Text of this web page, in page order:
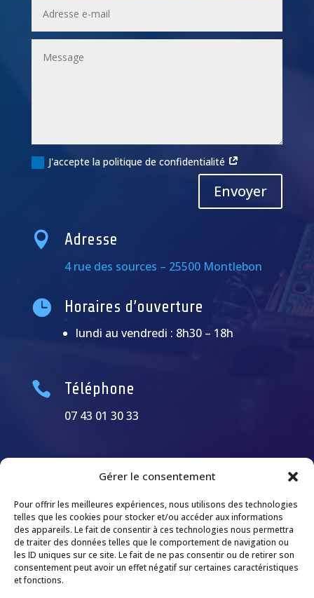
Gérer le consentement
Pour offrir les meilleures expériences, nous utilisons des technologies
telles que les cookies pour stocker et/ou accéder aux informations
des appareils. Le fait de consentir à ces technologies nous permettra
de traiter des données telles que le comportement de navigation ou
les ID uniques sur ce site. Le fait de ne pas consentir ou de retirer son
consentement peut avoir un effet négatif sur certaines caractéristiques
et fonctions.
J'accepte la politique de confidentialité
Envoyer
 Adresse
4 rue des sources – 25500 Montlebon
 Horaires d’ouverture
lundi au vendredi : 8h30 – 18h
 Téléphone
07 43 01 30 33